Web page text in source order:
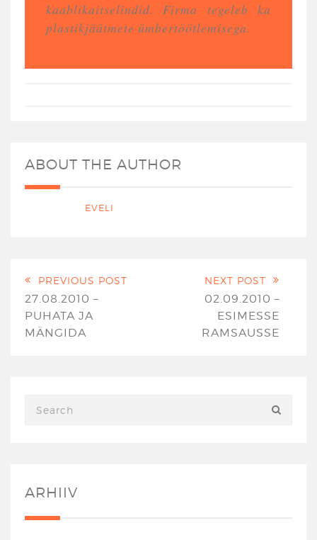
kaablikaitselindid. Firma tegeleb ka
plastikjäätmete ümbertöötlemisega.
ABOUT THE AUTHOR
EVELI
PREVIOUS POST
27.08.2010 –
PUHATA JA
MÄNGIDA
NEXT POST
02.09.2010 –
ESIMESSE
RAMSAUSSE
ARHIIV